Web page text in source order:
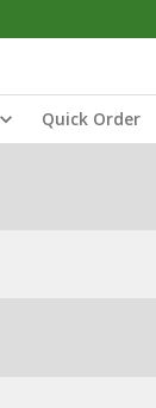
Quick Order